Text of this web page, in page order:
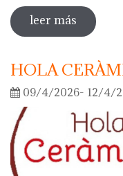
leer más sobre
HOLA
09/4/2026- 12/4/